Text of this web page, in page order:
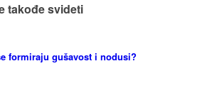
takođe svideti
formiraju gušavost i nodusi?